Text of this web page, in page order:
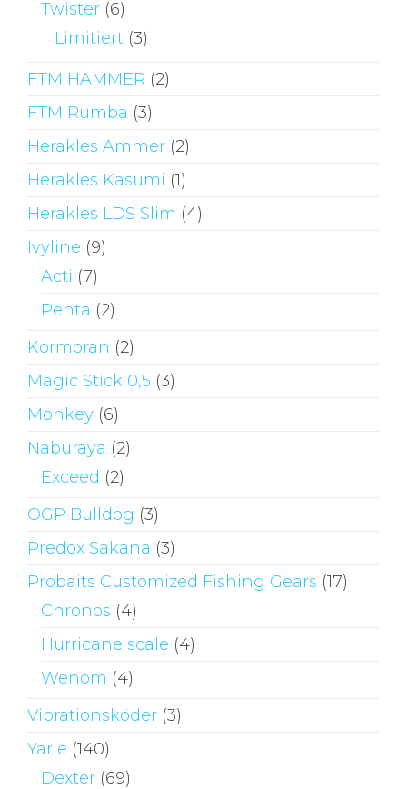
Twister (6)
Limitiert (3)
FTM HAMMER (2)
FTM Rumba (3)
Herakles Ammer (2)
Herakles Kasumi (1)
Herakles LDS Slim (4)
Ivyline (9)
Acti (7)
Penta (2)
Kormoran (2)
Magic Stick 0,5 (3)
Monkey (6)
Naburaya (2)
Exceed (2)
OGP Bulldog (3)
Predox Sakana (3)
Probaits Customized Fishing Gears (17)
Chronos (4)
Hurricane scale (4)
Wenom (4)
Vibrationsköder (3)
Yarie (140)
Dexter (69)